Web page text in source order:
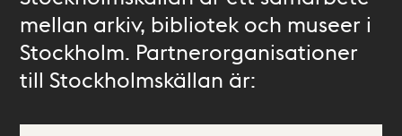
mellan arkiv, bibliotek och museer i
Stockholm. Partnerorganisationer
till Stockholmskällan är: